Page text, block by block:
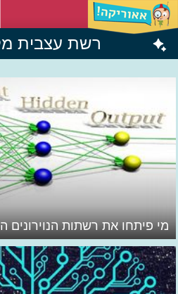
רשת עצבית
מי פיתחו את רשתות הנוירונים